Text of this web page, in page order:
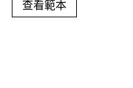
查看範本